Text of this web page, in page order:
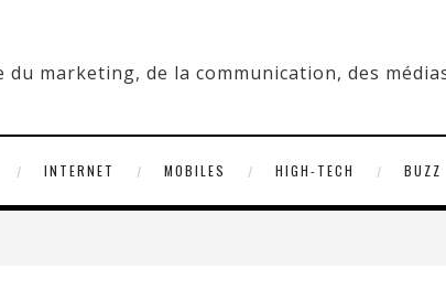
INTERNET MOBILES HIGH-TECH BUZZ